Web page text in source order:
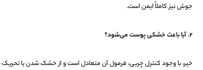
جوش نیز کاملاً ایمن است.
۲. آیا باعث خشکی پوست می‌شود؟
خیر، با وجود کنترل چربی، فرمول آن متعادل است و از خشک شدن یا